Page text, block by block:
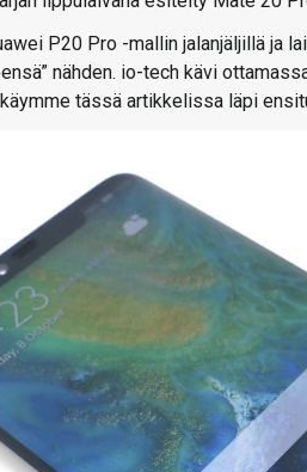
P20 Pro -mallin jalanjäljillä ja
nähden. io-tech kävi
tässä artikkelissa läpi